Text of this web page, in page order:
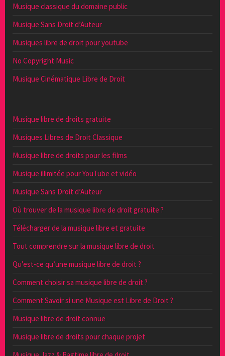
Musique classique du domaine public
Musique Sans Droit d’Auteur
Musiques libre de droit pour youtube
No Copyright Music
Musique Cinématique Libre de Droit
Musique libre de droits gratuite
Musiques Libres de Droit Classique
Musique libre de droits pour les films
Musique illimitée pour YouTube et vidéo
Musique Sans Droit d’Auteur
Où trouver de la musique libre de droit gratuite ?
Télécharger de la musique libre et gratuite
Tout comprendre sur la musique libre de droit
Qu’est-ce qu’une musique libre de droit ?
Comment choisir sa musique libre de droit ?
Comment Savoir si une Musique est Libre de Droit ?
Musique libre de droit connue
Musique libre de droits pour chaque projet